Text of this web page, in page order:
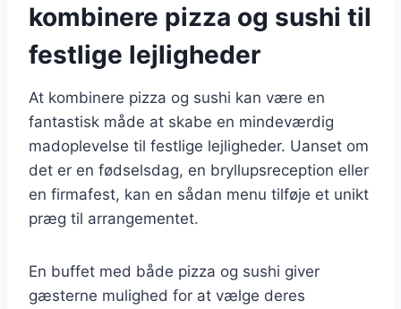
kombinere pizza og sushi til
festlige lejligheder
At kombinere pizza og sushi kan være en
fantastisk måde at skabe en mindeværdig
madoplevelse til festlige lejligheder. Uanset om
det er en fødselsdag, en bryllupsreception eller
en firmafest, kan en sådan menu tilføje et unikt
præg til arrangementet.
En buffet med både pizza og sushi giver
gæsterne mulighed for at vælge deres